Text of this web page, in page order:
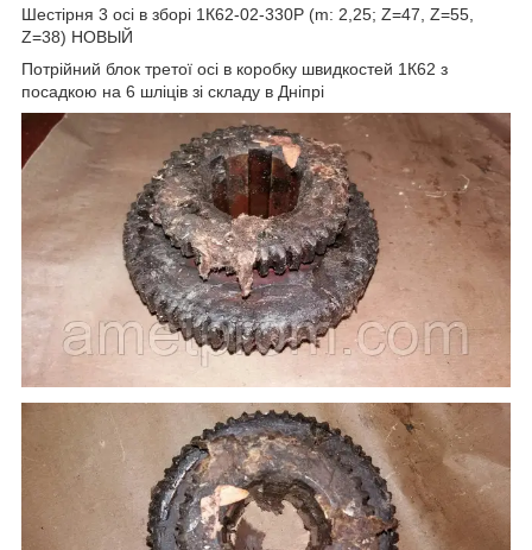
Шестірня 3 осі в зборі 1К62-02-330Р (m: 2,25; Z=47, Z=55,
Z=38) НОВЫЙ
Потрійний блок третої осі в коробку швидкостей 1К62 з
посадкою на 6 шліців зі складу в Дніпрі